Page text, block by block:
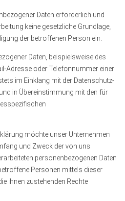
Daten erforderlich und
keine gesetzliche Grundlage,
der betroffenen Person ein.
Daten, beispielsweise des
Adresse oder Telefonnummer einer
im Einklang mit der Datenschutz-
in Übereinstimmung mit den für
möchte unser Unternehmen
und Zweck der von uns
personenbezogenen Daten
Personen mittels dieser
ihnen zustehenden Rechte